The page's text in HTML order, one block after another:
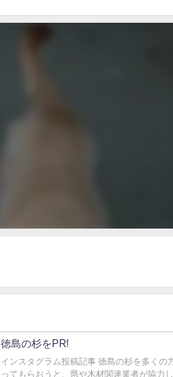
徳島の杉をPR!
インスタグラム投稿記事 徳島の杉を多くの
ってもらおうと、県や木材関連業者が協力